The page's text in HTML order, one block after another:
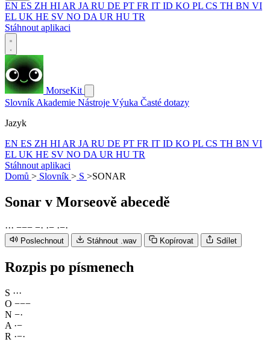
EN ES ZH HI AR JA RU DE PT FR IT ID KO PL CS TH BN VI
EL UK HE SV NO DA UR HU TR
Stáhnout aplikaci
MorseKit
Slovník Akademie Nástroje Výuka Časté dotazy
Jazyk
EN ES ZH HI AR JA RU DE PT FR IT ID KO PL CS TH BN VI
EL UK HE SV NO DA UR HU TR
Stáhnout aplikaci
Domů > Slovník > S >SONAR
Sonar v Morseově abecedě
··· −−− −· ·− ·−·
Poslechnout Stáhnout .wav Kopírovat Sdílet
Rozpis po písmenech
S ···
O −−−
N −·
A ·−
R ·−·